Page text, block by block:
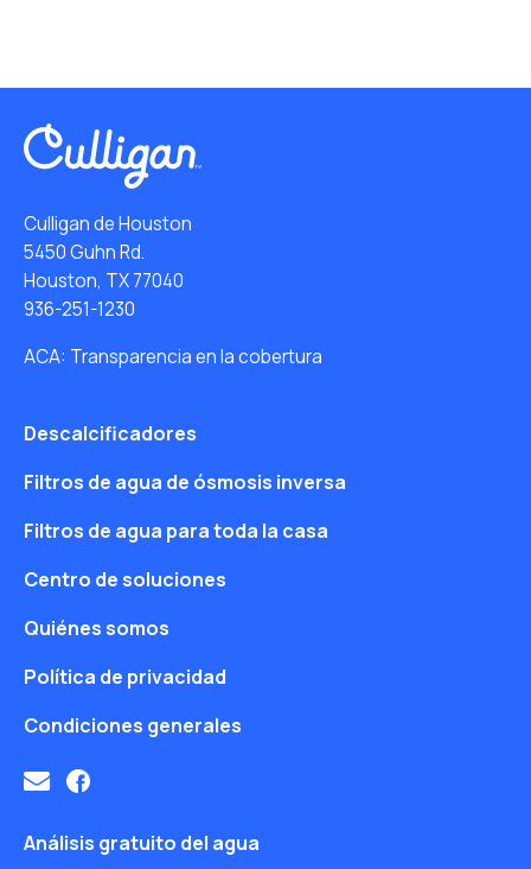
Culligan de Houston
5450 Guhn Rd.
Houston, TX 77040
936-251-1230
ACA: Transparencia en la cobertura
Descalcificadores
Filtros de agua de ósmosis inversa
Filtros de agua para toda la casa
Centro de soluciones
Quiénes somos
Política de privacidad
Condiciones generales
Análisis gratuito del agua